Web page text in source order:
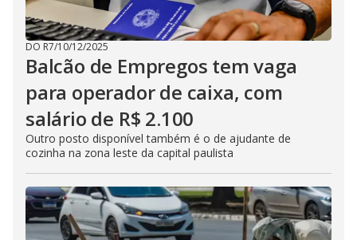
DO R7/10/12/2025
Balcão de Empregos tem vaga
para operador de caixa, com
salário de R$ 2.100
Outro posto disponível também é o de ajudante de
cozinha na zona leste da capital paulista